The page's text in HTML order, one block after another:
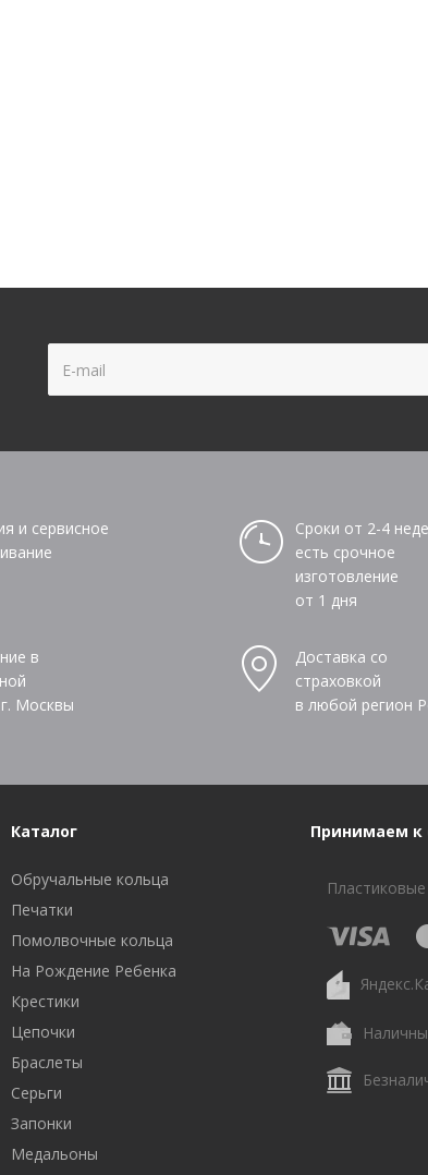
и сервисное
Сроки от 2-4
есть срочное
изготовление
от 1 дня
в
Москвы
Доставка со
страховкой
в любой регион
Каталог
Обручальные кольца
Печатки
Помолвочные кольца
На Рождение Ребенка
Крестики
Цепочки
Браслеты
Серьги
Запонки
Медальоны
Принимаем к